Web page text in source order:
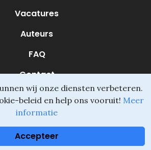
Vacatures
Auteurs
FAQ
Contact
wij onze diensten verbeteren.
beleid en help ons vooruit! Meer
informatie
Accepteer